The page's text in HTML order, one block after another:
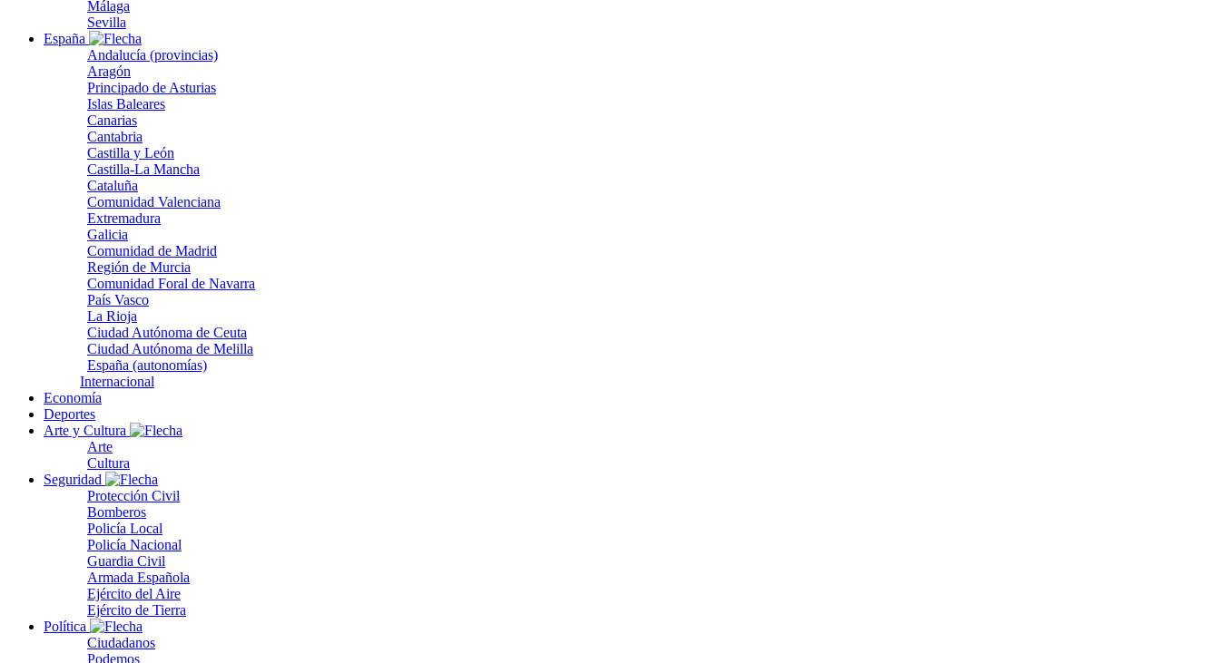
Málaga
Sevilla
España
Andalucía (provincias)
Aragón
Principado de Asturias
Islas Baleares
Canarias
Cantabria
Castilla y León
Castilla-La Mancha
Cataluña
Comunidad Valenciana
Extremadura
Galicia
Comunidad de Madrid
Región de Murcia
Comunidad Foral de Navarra
País Vasco
La Rioja
Ciudad Autónoma de Ceuta
Ciudad Autónoma de Melilla
España (autonomías)
Internacional
Economía
Deportes
Arte y Cultura
Arte
Cultura
Seguridad
Protección Civil
Bomberos
Policía Local
Policía Nacional
Guardia Civil
Armada Española
Ejército del Aire
Ejército de Tierra
Política
Ciudadanos
Podemos